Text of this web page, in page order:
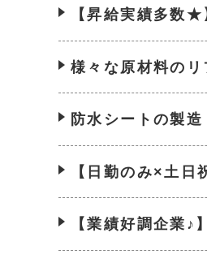
【昇給実績多数
様々な原材料の
防水シートの製造
【日勤のみ×土日
【業績好調企業♪